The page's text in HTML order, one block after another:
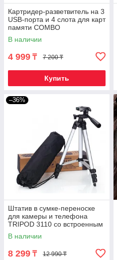
Картридер-разветвитель на 3
USB-порта и 4 слота для карт
памяти COMBO
В наличии
4 999 ₸ 7 200 ₸
Купить
–36%
Штатив в сумке-переноске
для камеры и телефона
TRIPOD 3110 со встроенным
уровнем и 3D-головкой
В наличии
8 299 ₸ 12 990 ₸